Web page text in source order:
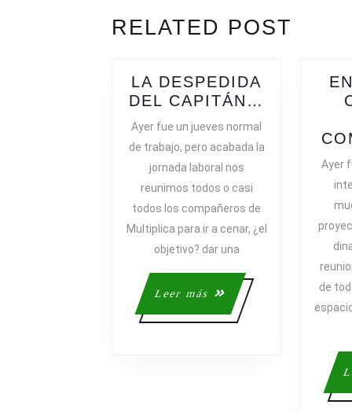
ENTRADAS
post:
RELATED POST
LA DESPEDIDA
DEL CAPITÁN…
Ayer fue un jueves normal
de trabajo, pero acabada la
jornada laboral nos
reunimos todos o casi
todos los compañeros de
Multiplica para ir a cenar, ¿el
objetivo? dar una
Leer más
Leer
más
Ayer
de